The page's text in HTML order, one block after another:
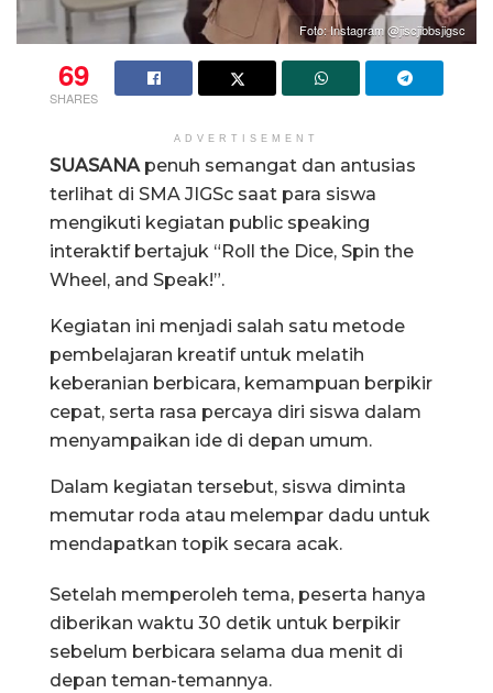
Foto: Instagram @jiscjibbsjigsc
69
SHARES
ADVERTISEMENT
SUASANA penuh semangat dan antusias
terlihat di SMA JIGSc saat para siswa
mengikuti kegiatan public speaking
interaktif bertajuk “Roll the Dice, Spin the
Wheel, and Speak!”.
Kegiatan ini menjadi salah satu metode
pembelajaran kreatif untuk melatih
keberanian berbicara, kemampuan berpikir
cepat, serta rasa percaya diri siswa dalam
menyampaikan ide di depan umum.
Dalam kegiatan tersebut, siswa diminta
memutar roda atau melempar dadu untuk
mendapatkan topik secara acak.
Setelah memperoleh tema, peserta hanya
diberikan waktu 30 detik untuk berpikir
sebelum berbicara selama dua menit di
depan teman-temannya.